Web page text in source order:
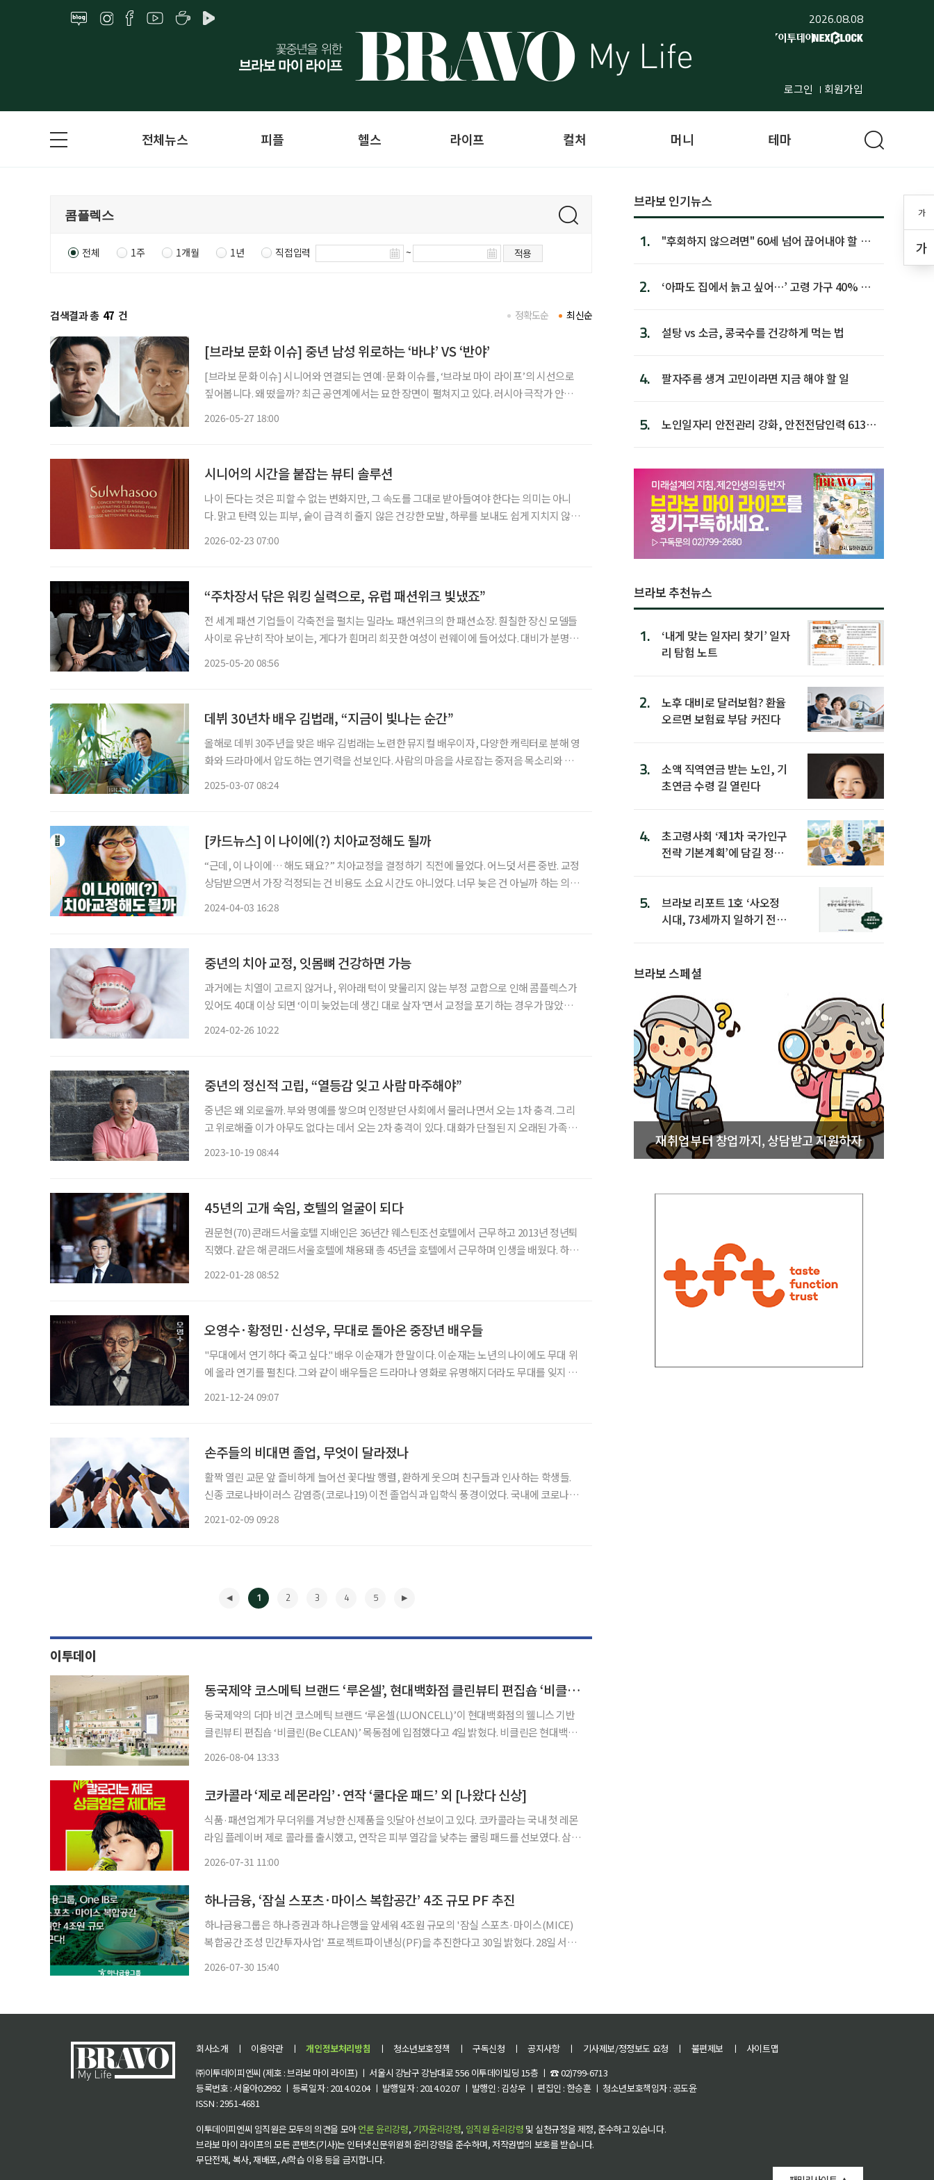
2026.08.08
로그인 회원가입
가
가
전체뉴스 피플 헬스 라이프 컬처 머니 테마
전체 1주 1개월 1년 직접입력 ~ 적용
검색결과 총 47 건 최신순
정확도순
[브라보 문화 이슈] 중년 남성 위로하는 ‘바냐’ VS ‘반야’
[브라보 문화 이슈] 시니어와 연결되는 연예·문화 이슈를, ‘브라보 마이 라이프’의 시선으로
짚어봅니다. 왜 떴을까? 최근 공연계에서는 묘한 장면이 펼쳐지고 있다. 러시아 극작가 안톤
2026-05-27 18:00
시니어의 시간을 붙잡는 뷰티 솔루션
나이 든다는 것은 피할 수 없는 변화지만, 그 속도를 그대로 받아들여야 한다는 의미는 아니
다. 맑고 탄력 있는 피부, 숱이 급격히 줄지 않은 건강한 모발, 하루를 보내도 쉽게 지치지 않는
2026-02-23 07:00
“주차장서 닦은 워킹 실력으로, 유럽 패션위크 빛냈죠”
전 세계 패션 기업들이 각축전을 펼치는 밀라노 패션위크의 한 패션쇼장. 훤칠한 장신 모델들
사이로 유난히 작아 보이는, 게다가 흰머리 희끗한 여성이 런웨이에 들어섰다. 대비가 분명한
2025-05-20 08:56
데뷔 30년차 배우 김법래, “지금이 빛나는 순간”
올해로 데뷔 30주년을 맞은 배우 김법래는 노련한 뮤지컬 배우이자, 다양한 캐릭터로 분해 영
화와 드라마에서 압도하는 연기력을 선보인다. 사람의 마음을 사로잡는 중저음 목소리와 귀
2025-03-07 08:24
[카드뉴스] 이 나이에(?) 치아교정해도 될까
“근데, 이 나이에… 해도 돼요?” 치아교정을 결정하기 직전에 물었다. 어느덧 서른 중반. 교정
상담받으면서 가장 걱정되는 건 비용도 소요 시간도 아니었다. 너무 늦은 건 아닐까 하는 의구
2024-04-03 16:28
중년의 치아 교정, 잇몸뼈 건강하면 가능
과거에는 치열이 고르지 않거나, 위아래 턱이 맞물리지 않는 부정 교합으로 인해 콤플렉스가
있어도 40대 이상 되면 ‘이미 늦었는데 생긴 대로 살자’면서 교정을 포기하는 경우가 많았다.
2024-02-26 10:22
중년의 정신적 고립, “열등감 잊고 사람 마주해야”
중년은 왜 외로울까. 부와 명예를 쌓으며 인정받던 사회에서 물러나면서 오는 1차 충격. 그리
고 위로해줄 이가 아무도 없다는 데서 오는 2차 충격이 있다. 대화가 단절된 지 오래된 가족마
2023-10-19 08:44
45년의 고개 숙임, 호텔의 얼굴이 되다
권문현(70) 콘래드서울호텔 지배인은 36년간 웨스틴조선호텔에서 근무하고 2013년 정년퇴
직했다. 같은 해 콘래드서울호텔에 채용돼 총 45년을 호텔에서 근무하며 인생을 배웠다. 하루
2022-01-28 08:52
오영수·황정민·신성우, 무대로 돌아온 중장년 배우들
"무대에서 연기하다 죽고 싶다." 배우 이순재가 한 말이다. 이순재는 노년의 나이에도 무대 위
에 올라 연기를 펼친다. 그와 같이 배우들은 드라마나 영화로 유명해지더라도 무대를 잊지 못
2021-12-24 09:07
손주들의 비대면 졸업, 무엇이 달라졌나
활짝 열린 교문 앞 즐비하게 늘어선 꽃다발 행렬, 환하게 웃으며 친구들과 인사하는 학생들.
신종 코로나바이러스 감염증(코로나19) 이전 졸업식과 입학식 풍경이었다. 국내에 코로나19
2021-02-09 09:28
1 2 3 4 5
이투데이
동국제약 코스메틱 브랜드 ‘루온셀’, 현대백화점 클린뷰티 편집숍 ‘비클린’ 입점
동국제약의 더마 비건 코스메틱 브랜드 ‘루온셀(LUONCELL)’이 현대백화점의 웰니스 기반
클린뷰티 편집숍 ‘비클린(Be CLEAN)’ 목동점에 입점했다고 4일 밝혔다. 비클린은 현대백화
2026-08-04 13:33
코카콜라 ‘제로 레몬라임’·연작 ‘쿨다운 패드’ 외 [나왔다 신상]
식품·패션업계가 무더위를 겨냥한 신제품을 잇달아 선보이고 있다. 코카콜라는 국내 첫 레몬
라임 플레이버 제로 콜라를 출시했고, 연작은 피부 열감을 낮추는 쿨링 패드를 선보였다. 삼립
2026-07-31 11:00
하나금융, ‘잠실 스포츠·마이스 복합공간’ 4조 규모 PF 추진
하나금융그룹은 하나증권과 하나은행을 앞세워 4조원 규모의 '잠실 스포츠·마이스(MICE)
복합공간 조성 민간투자사업' 프로젝트파이낸싱(PF)을 추진한다고 30일 밝혔다. 28일 서울
2026-07-30 15:40
브라보 인기뉴스
1.
"후회하지 않으려면" 60세 넘어 끊어내야 할 사
2.
‘아파도 집에서 늙고 싶어…’ 고령 가구 40% 노
3. 설탕 vs 소금, 콩국수를 건강하게 먹는 법
4. 팔자주름 생겨 고민이라면 지금 해야 할 일
5.
노인일자리 안전관리 강화, 안전전담인력 613명
브라보 추천뉴스
1.
‘내게 맞는 일자리 찾기’ 일자
리 탐험 노트
2.
노후 대비로 달러보험? 환율
오르면 보험료 부담 커진다
3.
소액 직역연금 받는 노인, 기
초연금 수령 길 열린다
4.
초고령사회 ‘제1차 국가인구
전략 기본계획’에 담길 정책
5.
브라보 리포트 1호 ‘사오정
시대, 73세까지 일하기 전략’
브라보 스페셜
재취업부터 창업까지, 상담받고 지원하자
회사소개 ㅣ 이용약관 ㅣ 개인정보처리방침 ㅣ 청소년보호정책 ㅣ 구독신청 ㅣ 공지사항 ㅣ 기사제보/정정보도 요청 ㅣ 불편제보 ㅣ
사이트맵
㈜이투데이피엔씨 (제호 : 브라보 마이 라이프) ㅣ 서울시 강남구 강남대로 556 이투데이빌딩 15층 ㅣ ☎ 02)799-6713
등록번호 : 서울아02992 ㅣ 등록일자 : 2014.02.04 ㅣ 발행일자 : 2014.02.07 ㅣ 발행인 : 김상우 ㅣ 편집인 : 한승훈 ㅣ 청소년보호책임자 : 공도윤
ISSN : 2951-4681
이투데이피엔씨 임직원은 모두의 의견을 모아언론 윤리강령, 기자윤리강령, 임직원 윤리강령 및 실천규정을 제정, 준수하고 있습니다.
브라보 마이 라이프의 모든 콘텐츠(기사)는 인터넷신문위원회 윤리강령을 준수하며, 저작권법의 보호를 받습니다.
무단전재, 복사, 재배포, AI학습 이용 등을 금지합니다.